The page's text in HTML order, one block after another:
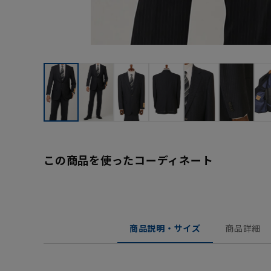
この商品を使ったコーディネート
商品説明・サイズ 商品詳細